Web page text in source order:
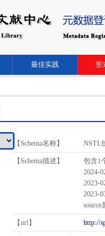
最佳实践 形
【Schema名称】 NSTL
【Schema描述】
包含1
2024-
2023-
2023-
source
【url】 http://